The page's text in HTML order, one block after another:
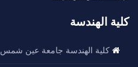
كلية الهندسة
كلية الهندسة جامعة عين شمس